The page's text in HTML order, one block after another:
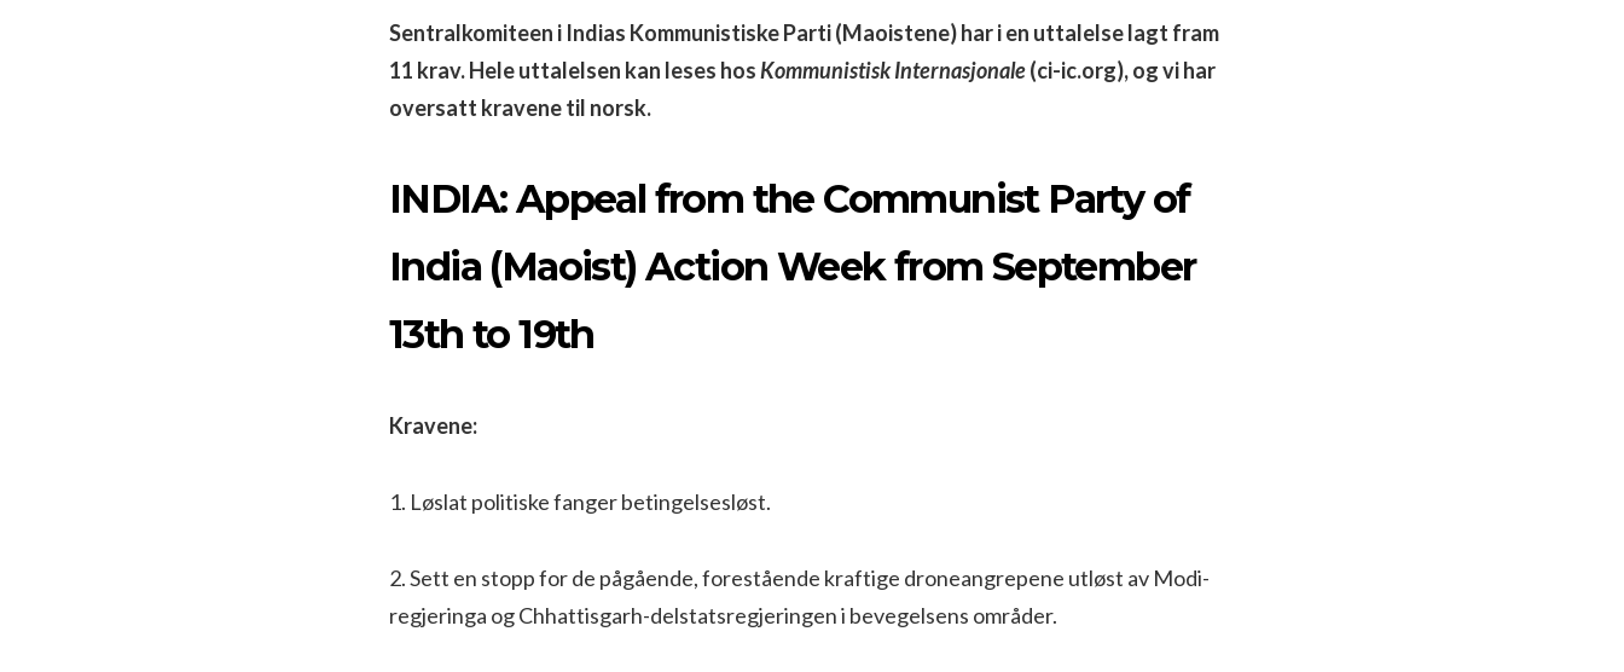
Sentralkomiteen i Indias Kommunistiske Parti (Maoistene) har i en uttalelse lagt fram
11 krav. Hele uttalelsen kan leses hosKommunistisk Internasjonale(ci-ic.org), og vi har
oversatt kravene til norsk.
INDIA: Appeal from the Communist Party of
India (Maoist) Action Week from September
13th to 19th
Kravene:
1. Løslat politiske fanger betingelsesløst.
2. Sett en stopp for de pågående, forestående kraftige droneangrepene utløst av Modi-
regjeringa og Chhattisgarh-delstatsregjeringen i bevegelsens områder.